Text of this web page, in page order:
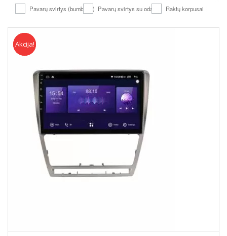
Pavarų svirtys (bumbulai) Pavarų svirtys su oda Raktų korpusai
Akcija
Akcija!